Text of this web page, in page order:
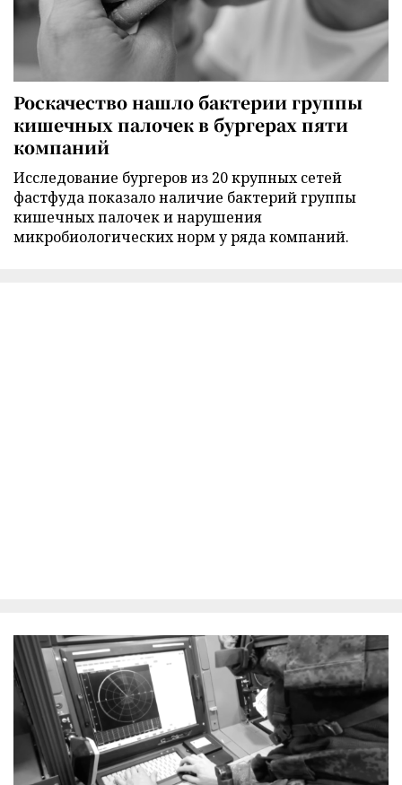
Роскачество нашло бактерии группы
кишечных палочек в бургерах пяти
компаний
Исследование бургеров из 20 крупных сетей
фастфуда показало наличие бактерий группы
кишечных палочек и нарушения
микробиологических норм у ряда компаний.